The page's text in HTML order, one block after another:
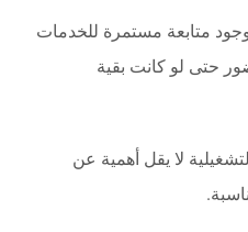
متابعة مستمرة للخدمات
حتى لو كانت بقية
لا يقل أهمية عن